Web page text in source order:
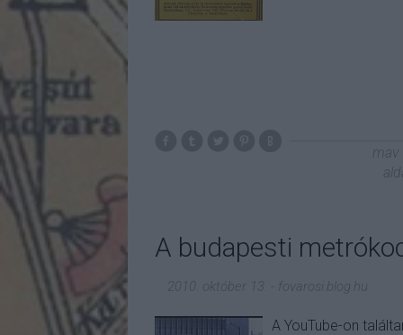
mav
A budapesti
2010. október 13. fovarosi.blog.hu
A YouTube-on